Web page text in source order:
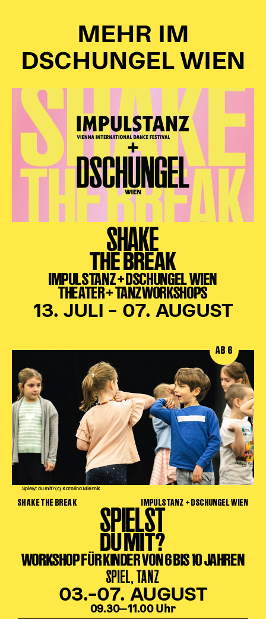
MEHR IM
DSCHUNGEL WIEN
SHAKE
THE BREAK
IMPULSTANZ + DSCHUNGEL WIEN
THEATER + TANZWORKSHOPS
13. JULI – 07. AUGUST
Spielst du mit? (c) Karolina Miernik
AB 6
SHAKE THE BREAK IMPULSTANZ + DSCHUNGEL WIEN
SPIELST
DU MIT?
WORKSHOP FÜR KINDER VON 6 BIS 10 JAHREN
SPIEL, TANZ
03.–07. AUGUST
09.30‒11.00 Uhr